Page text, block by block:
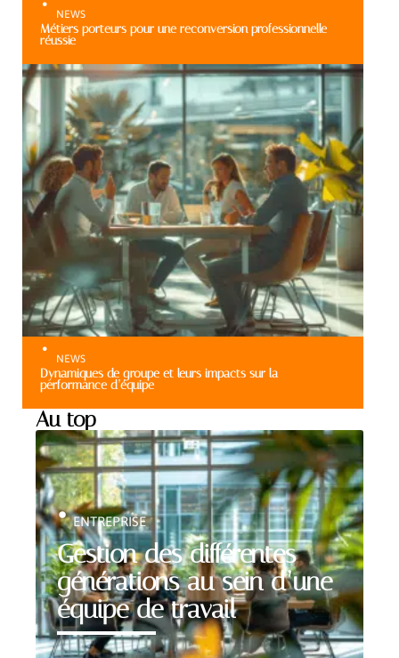
NEWS
Métiers porteurs pour une reconversion professionnelle
réussie
NEWS
Dynamiques de groupe et leurs impacts sur la
performance d’équipe
Au top
Gestion des différentes
générations au sein d’une
équipe de travail
ENTREPRISE